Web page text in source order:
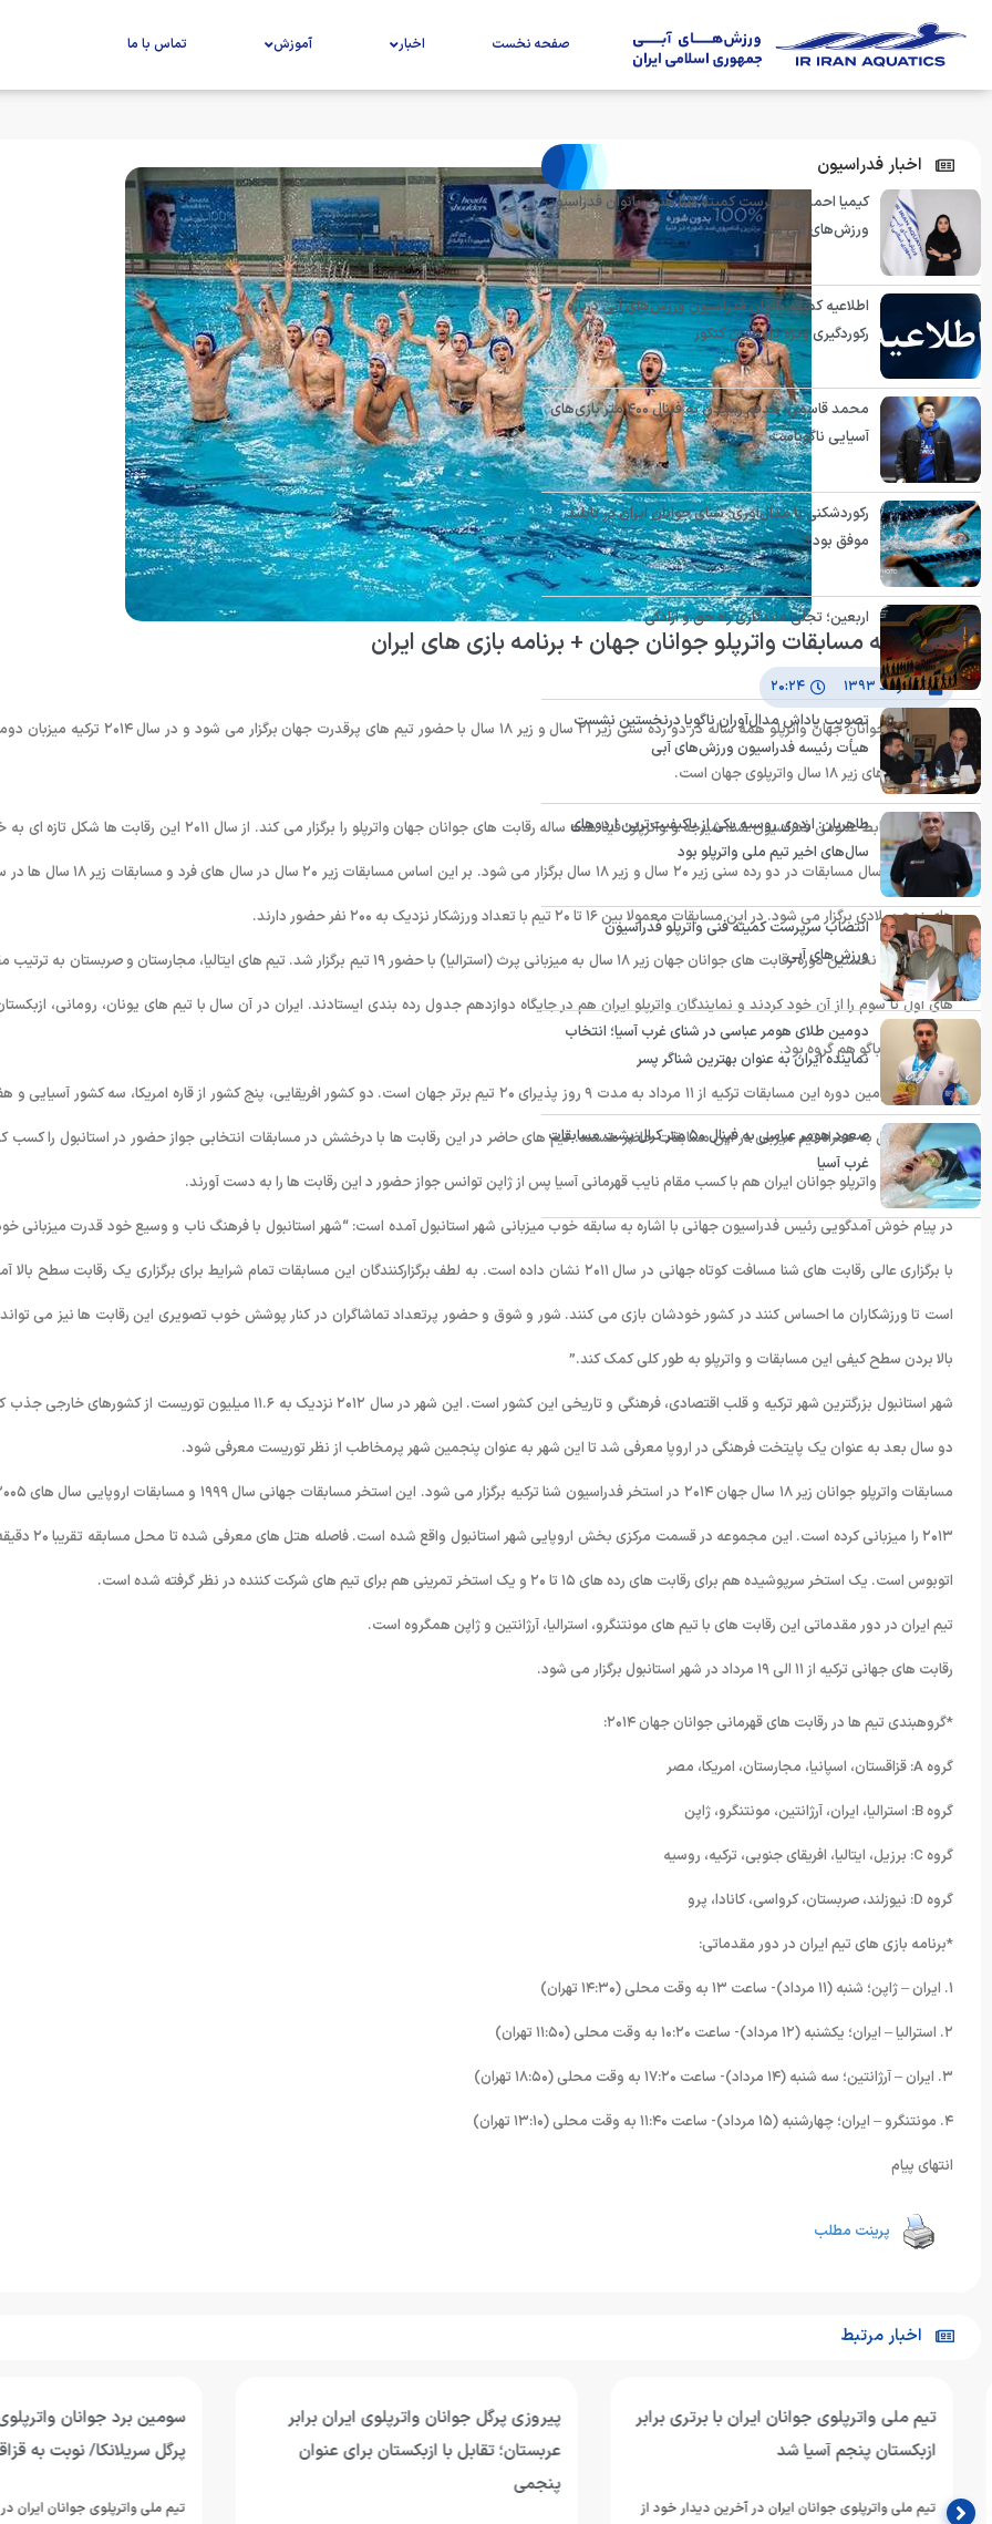
صفحه نخست اخبار آموزش تماس با ما
نگاهی به مسابقات واترپلو جوانان جهان + برنامه بازی های ایران
۹ مرداد ۱۳۹۳ ۲۰:۲۴
رقابت های جوانان جهان واترپلو همه ساله در دو رده سنی زیر ۲۱ سال و زیر ۱۸ سال با حضور تیم های پرقدرت جهان برگزار می شود و در
دوره رقابت های زیر ۱۸ سال واترپلوی جهان است.
به گزارش روابط عمومی فدراسیون شنا، شیرجه و واترپلو؛ فینا همه ساله رقابت های جوانان جهان واترپلو را برگزار می کند. از سال ۲۰۱۱ این رقابت ها
گرفت. از آن سال مسابقات در دو رده سنی زیر ۲۰ سال و زیر ۱۸ سال برگزار می شود. بر این اساس مسابقات زیر ۲۰ سال در سال
های زوج میلادی برگزار می شود. در این مسابقات معمولا بین ۱۶ تا ۲۰ تیم با تعداد ورزشکار نزدیک به ۲۰۰ نفر حضور دارند.
در سال ۲۰۱۲ نخستین دوره رقابت های جوانان جهان زیر ۱۸ سال به میزبانی پرث (استرالیا) با حضور ۱۹ تیم برگزار شد. تیم های ایتالیا، مجارستان و صربستان به
های اول تا سوم را از آن خود کردند و نمایندگان واترپلو ایران هم در جایگاه دوازدهم جدول رده بندی ایستادند. ایران در آن سال با تیم های یونان، رومانی،
ترینیداد و توباگو هم گروه بود.
امسال در دومین دوره این مسابقات ترکیه از ۱۱ مرداد به مدت ۹ روز پذیرای ۲۰ تیم برتر جهان است. دو کشور افریقایی، پنج کشور از قاره امریکا، سه کشور
کشور اروپایی به همراه تیم میزبان در این مسابقات حاضر هستند. تیم های حاضر در این رقابت ها با درخشش در مسابقات انتخابی جواز حضور در استانبول را کسب
اند. تیم ملی واترپلو جوانان ایران هم با کسب مقام نایب قهرمانی آسیا پس از ژاپن توانس جواز حضور د این رقابت ها را به دست آورند.
در پیام خوش آمدگویی رئیس فدراسیون جهانی با اشاره به سابقه خوب میزبانی شهر استانبول آمده است: “شهر استانبول با فرهنگ ناب و وسیع خود قدرت میزبانی
با برگزاری عالی رقابت های شنا مسافت کوتاه جهانی در سال ۲۰۱۱ نشان داده است. به لطف برگزارکنندگان این مسابقات تمام شرایط برای برگزاری یک رقابت سطح بالا
است تا ورزشکاران ما احساس کنند در کشور خودشان بازی می کنند. شور و شوق و حضور پرتعداد تماشاگران در کنار پوشش خوب تصویری این رقابت ها نیز می
بالا بردن سطح کیفی این مسابقات و واترپلو به طور کلی کمک کند.”
شهر استانبول بزرگترین شهر ترکیه و قلب اقتصادی، فرهنگی و تاریخی این کشور است. این شهر در سال ۲۰۱۲ نزدیک به ۱۱.۶ میلیون توریست از کشورهای
دو سال بعد به عنوان یک پایتخت فرهنگی در اروپا معرفی شد تا این شهر به عنوان پنجمین شهر پرمخاطب از نظر توریست معرفی شود.
۲۰۱۳ را میزبانی کرده است. این مجموعه در قسمت مرکزی بخش اروپایی شهر استانبول واقع
اتوبوس است. یک استخر سرپوشیده هم برای رقابت های رده های ۱۵ تا ۲۰ و یک استخر تمرینی هم برای تیم های شرکت کننده در نظر گرفته شده است.
تیم ایران در دور مقدماتی این رقابت های با تیم های مونتنگرو، استرالیا، آرژانتین و ژاپن همگروه است.
رقابت های جهانی ترکیه از ۱۱ الی ۱۹ مرداد در شهر استانبول برگزار می شود.
*گروهبندی تیم ها در رقابت های قهرمانی جوانان جهان ۲۰۱۴:
گروه A: قزاقستان، اسپانیا، مجارستان، امریکا، مصر
گروه B: استرالیا، ایران، آرژانتین، مونتنگرو، ژاپن
گروه C: برزیل، ایتالیا، افریقای جنوبی، ترکیه، روسیه
گروه D: نیوزلند، صربستان، کرواسی، کانادا، پرو
*برنامه بازی های تیم ایران در دور مقدماتی:
۱. ایران – ژاپن؛ شنبه (۱۱ مرداد)- ساعت ۱۳ به وقت محلی (۱۴:۳۰ تهران)
۲. استرالیا – ایران؛ یکشنبه (۱۲ مرداد)- ساعت ۱۰:۲۰ به وقت محلی (۱۱:۵۰ تهران)
۳. ایران – آرژانتین؛ سه شنبه (۱۴ مرداد)- ساعت ۱۷:۲۰ به وقت محلی (۱۸:۵۰ تهران)
۴. مونتنگرو – ایران؛ چهارشنبه (۱۵ مرداد)- ساعت ۱۱:۴۰ به وقت محلی (۱۳:۱۰ تهران)
انتهای پیام
پرینت مطلب
اخبار فدراسیون
کیمیا احمدی سرپرست کمیته شنا هنری بانوان فدراسیون
ورزش‌های آبی شد
اطلاعیه کمیته بانوان فدراسیون ورزش‌های آبی درباره
رکوردگیری ویژه داوطلبان کنکور
محمد قاسمی: هدفم رسیدن به فینال ۴۰۰ متر بازی‌های
آسیایی ناگویاست
رکوردشکنی یا مدال‌آوری؛ شنای جوانان ایران در تایلند
موفق بود؟
اربعین؛ تجلی ماندگاری راه حق و آزادگی
تصویب پاداش مدال‌آوران ناگویا درنخستین نشست
هیأت رئیسه فدراسیون ورزش‌های آبی
طاهریان: اردوی روسیه یکی از باکیفیت‌ترین اردوهای
سال‌های اخیر تیم ملی واترپلو بود
انتصاب سرپرست کمیته فنی واترپلو فدراسیون
ورزش‌های آبی
دومین طلای هومر عباسی در شنای غرب آسیا؛ انتخاب
نماینده ایران به عنوان بهترین شناگر پسر
صعود هومر عباسی به فینال ۵۰ متر کرال پشت مسابقات
غرب آسیا
اخبار مرتبط
تیم ملی واترپلوی جوانان ایران با برتری برابر
ازبکستان پنجم آسیا شد
تیم ملی واترپلوی جوانان ایران در آخرین دیدار خود از
پیروزی پرگل جوانان واترپلوی ایران برابر
عربستان؛ تقابل با ازبکستان برای عنوان
پنجمی
سومین برد جوانان واترپلوی
پرگل سریلانکا/ نوبت به
تیم ملی واترپلوی جوانان ایران در